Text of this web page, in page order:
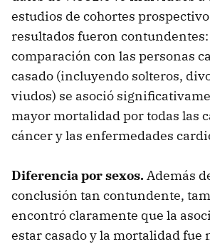
estudios de cohortes
resultados fueron
comparación con las personas
casado (incluyendo solteros,
viudos) se asoció
mayor mortalidad por todas las
cáncer y las enfermedades
Diferencia por sexos.Además
conclusión tan contundente,
encontró claramente que la
estar casado y la mortalidad fue